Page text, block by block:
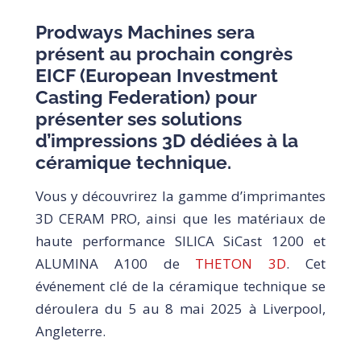
Prodways Machines sera
présent au prochain congrès
EICF (European Investment
Casting Federation) pour
présenter ses solutions
d’impressions 3D dédiées à la
céramique technique.
Vous y découvrirez la gamme d’imprimantes
3D CERAM PRO, ainsi que les matériaux de
haute performance SILICA SiCast 1200 et
ALUMINA A100 de THETON 3D. Cet
événement clé de la céramique technique se
déroulera du 5 au 8 mai 2025 à Liverpool,
Angleterre.